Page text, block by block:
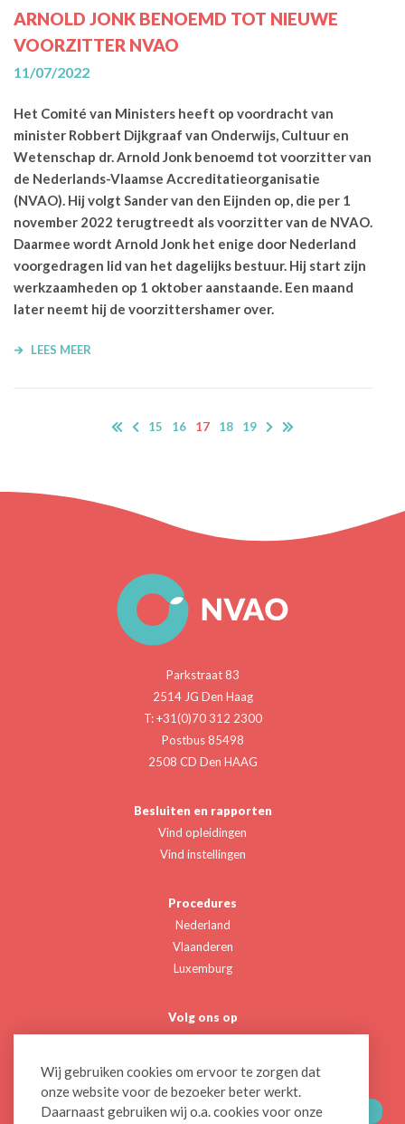
ARNOLD JONK BENOEMD TOT NIEUWE
VOORZITTER NVAO
11/07/2022
Het Comité van Ministers heeft op voordracht van
minister Robbert Dijkgraaf van Onderwijs, Cultuur en
Wetenschap dr. Arnold Jonk benoemd tot voorzitter van
de Nederlands-Vlaamse Accreditatieorganisatie
(NVAO). Hij volgt Sander van den Eijnden op, die per 1
november 2022 terugtreedt als voorzitter van de NVAO.
Daarmee wordt Arnold Jonk het enige door Nederland
voorgedragen lid van het dagelijks bestuur. Hij start zijn
werkzaamheden op 1 oktober aanstaande. Een maand
later neemt hij de voorzittershamer over.
LEES MEER
15 16 17 18 19
Wij gebruiken cookies om ervoor te zorgen dat
onze website voor de bezoeker beter werkt.
Daarnaast gebruiken wij o.a. cookies voor onze
Parkstraat 83
2514 JG Den Haag
T: +31(0)70 312 2300
Postbus 85498
2508 CD Den HAAG
Besluiten en rapporten
Vind opleidingen
Vind instellingen
Procedures
Nederland
Vlaanderen
Luxemburg
Volg ons op
Twitter
CONTACTEER ONS